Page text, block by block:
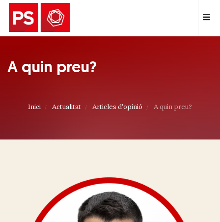
A quin preu?
Inici Actualitat Articles d'opinió A quin preu?